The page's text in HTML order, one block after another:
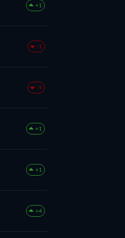
+1
-1
-5
+1
+1
+4